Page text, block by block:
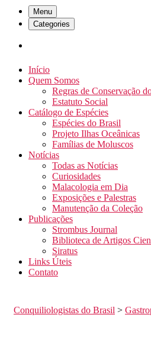
Menu
Categories
Início
Quem Somos
Regras de Conservação
Estatuto Social
Catálogo de Espécies
Espécies do Brasil
Projeto Ilhas Oceânicas
Famílias de Moluscos
Notícias
Todas as Notícias
Curiosidades
Malacologia em Dia
Exposições e Palestras
Manutenção da Coleção
Publicações
Strombus Journal
Biblioteca de Artigos
Siratus
Links Úteis
Contato
Conquiliologistas do Brasil >